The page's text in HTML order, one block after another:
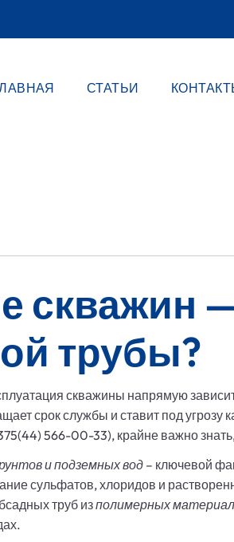
СТАТЬИ
скважин
трубы?
скважины напрямую
срок службы и ставит под
566-00-33), крайне важно
и подземных вод – ключевой
сульфатов, хлоридов и
труб изполимерных